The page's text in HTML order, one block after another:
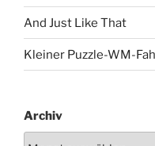
And Just Like That
Kleiner Puzzle-WM-
Archiv